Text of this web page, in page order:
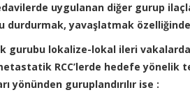
uygulanan diğer gurup
durdurmak, yavaşlatmak
gurubu lokalize-lokal ileri
RCC’lerde hedefe yönelik
yönünden guruplandırılır ise :